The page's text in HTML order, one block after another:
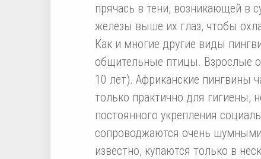
прячась в тени, возникающей в
железы выше их глаз, чтобы
Как и многие другие виды
общительные птицы. Взрослые
10 лет). Африканские пингвины
только практично для гигиены,
постоянного укрепления
сопроводжаются очень
известно, купаются только в